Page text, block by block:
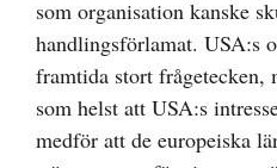
som organisation kanske
handlingsförlamat. USA:s
framtida stort
som helst att USA:s
medför att de europeiska